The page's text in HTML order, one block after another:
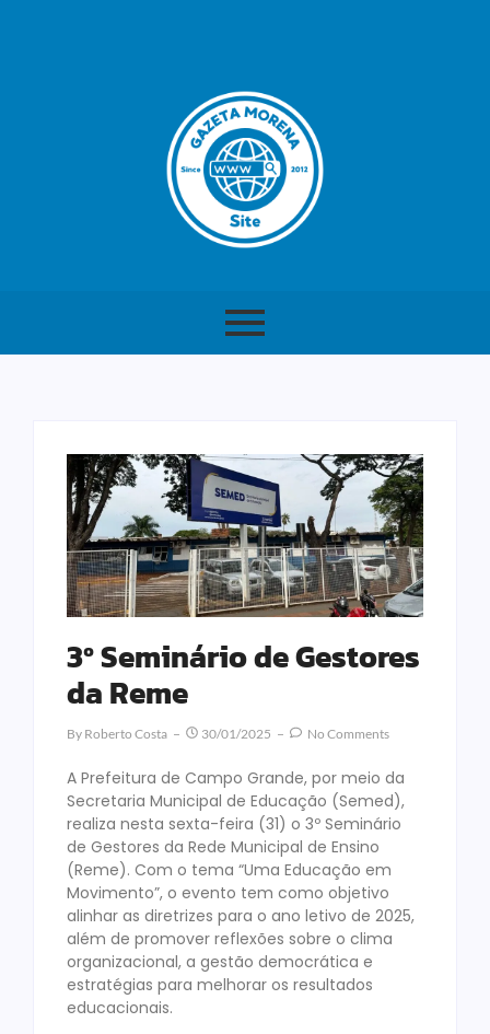
3º Seminário de Gestores
da Reme
By Roberto Costa 30/01/2025 No Comments
A Prefeitura de Campo Grande, por meio da
Secretaria Municipal de Educação (Semed),
realiza nesta sexta-feira (31) o 3º Seminário
de Gestores da Rede Municipal de Ensino
(Reme). Com o tema “Uma Educação em
Movimento”, o evento tem como objetivo
alinhar as diretrizes para o ano letivo de 2025,
além de promover reflexões sobre o clima
organizacional, a gestão democrática e
estratégias para melhorar os resultados
educacionais.